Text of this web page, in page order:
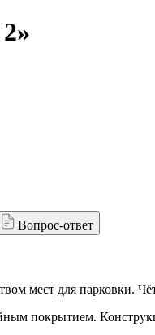
Вопрос-ответ
мест для парковки.
покрытием.